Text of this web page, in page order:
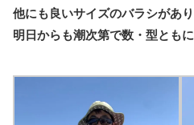
他にも良いサイズのバラシがあ
明日からも潮次第で数・型とも